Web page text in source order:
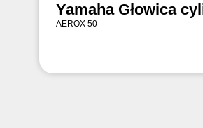
Yamaha Głowica
AEROX 50